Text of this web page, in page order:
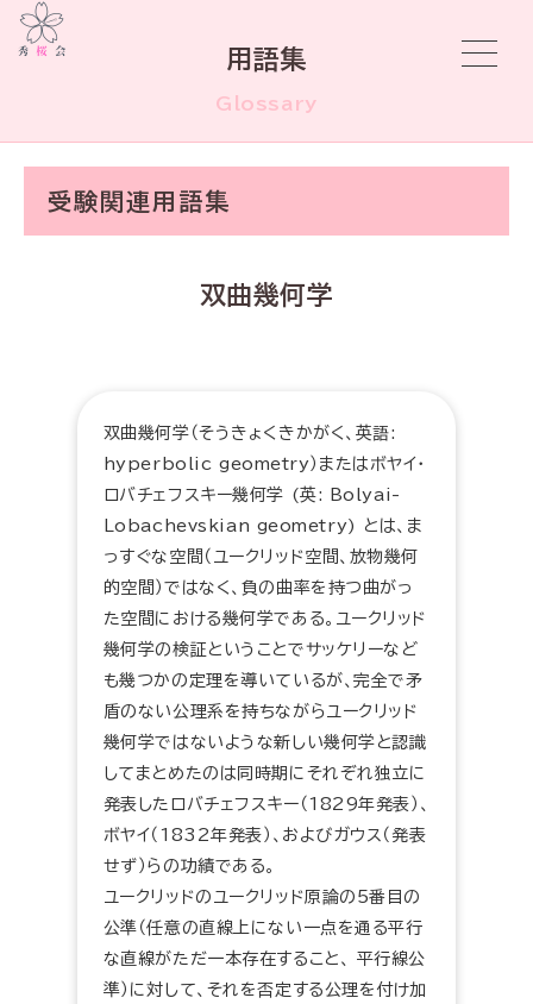
用語集
Glossary
受験関連用語集
双曲幾何学
双曲幾何学（そうきょくきかがく、英語:
hyperbolic geometry）またはボヤイ・
ロバチェフスキー幾何学 (英: Bolyai-
Lobachevskian geometry) とは、ま
っすぐな空間（ユークリッド空間、放物幾何
的空間）ではなく、負の曲率を持つ曲がっ
た空間における幾何学である。ユークリッド
幾何学の検証ということでサッケリーなど
も幾つかの定理を導いているが、完全で矛
盾のない公理系を持ちながらユークリッド
幾何学ではないような新しい幾何学と認識
してまとめたのは同時期にそれぞれ独立に
発表したロバチェフスキー（1829年発表）、
ボヤイ（1832年発表）、およびガウス（発表
せず）らの功績である。
ユークリッドのユークリッド原論の5番目の
公準（任意の直線上にない一点を通る平行
な直線がただ一本存在すること、 平行線公
準）に対して、それを否定する公理を付け加